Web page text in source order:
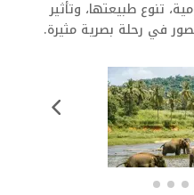
تنوع طبيعتها، وتأثير
في رحلة بصرية مثيرة.